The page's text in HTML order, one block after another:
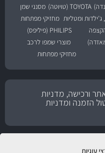
עוגיות
TOYOTA (טויוטה)
מסנני שמן
ג'ילדות ומטליות מחזיקי מפתחות
PHILIPS (פיליפס)
מוצרי שמפו לרכב
מחזיקי מפתחות
ורכישה, מדניות
הזמנה ומדניות